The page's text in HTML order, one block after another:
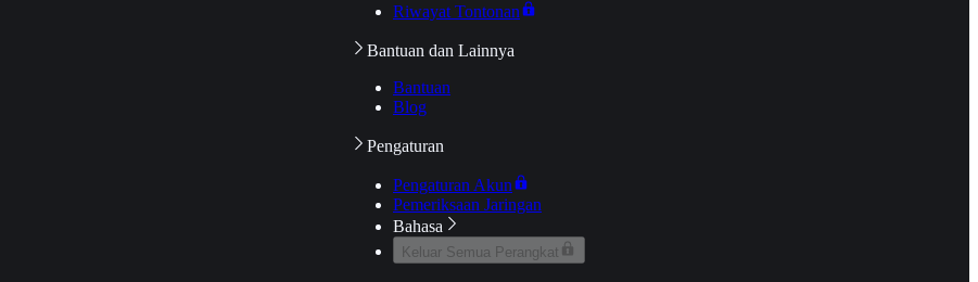
Riwayat Tontonan
Bantuan dan Lainnya
Bantuan
Blog
Pengaturan
Pengaturan Akun
Pemeriksaan Jaringan
Bahasa
Keluar Semua Perangkat